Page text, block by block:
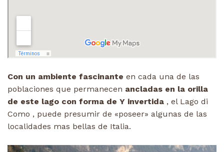
Con un ambiente fascinante en cada una de las
poblaciones que permanecen ancladas en la orilla
de este lago con forma de Y invertida , el Lago di
Como , puede presumir de «poseer» algunas de las
localidades mas bellas de Italia.